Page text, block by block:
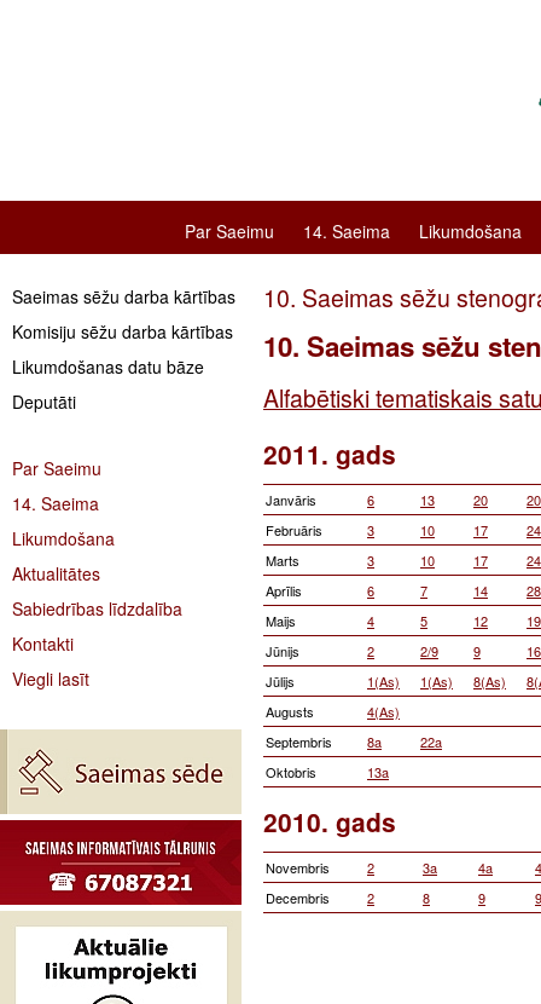
Par Saeimu 14. Saeima Likumdošana
Saeimas sēžu darba kārtības
Komisiju sēžu darba kārtības
Likumdošanas datu bāze
Deputāti
Par Saeimu
14. Saeima
Likumdošana
Aktualitātes
Sabiedrības līdzdalība
Kontakti
Viegli lasīt
10. Saeimas sēžu
10. Saeimas sēžu
Alfabētiski tematiskais
2011. gads
Janvāris 6 13 20
Februāris
3 10 17
24
Marts
3 10 17
24
Aprīlis
6 7 14
28
Maijs
4 5 12
19
Jūnijs
2 2/9 9
Jūlijs
1(As) 1(As) 8(As)
Augusts
4(As)
Septembris
8a
22a
Oktobris
13a
2010. gads
Novembris 2 3a 4a
Decembris
2 8 9 9